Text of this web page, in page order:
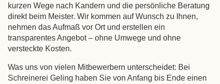
kurzen Wege nach Kandern und die persönliche Beratung
direkt beim Meister. Wir kommen auf Wunsch zu Ihnen,
nehmen das Aufmaß vor Ort und erstellen ein
transparentes Angebot – ohne Umwege und ohne
versteckte Kosten.
Was uns von vielen Mitbewerbern unterscheidet: Bei
Schreinerei Geling haben Sie von Anfang bis Ende einen